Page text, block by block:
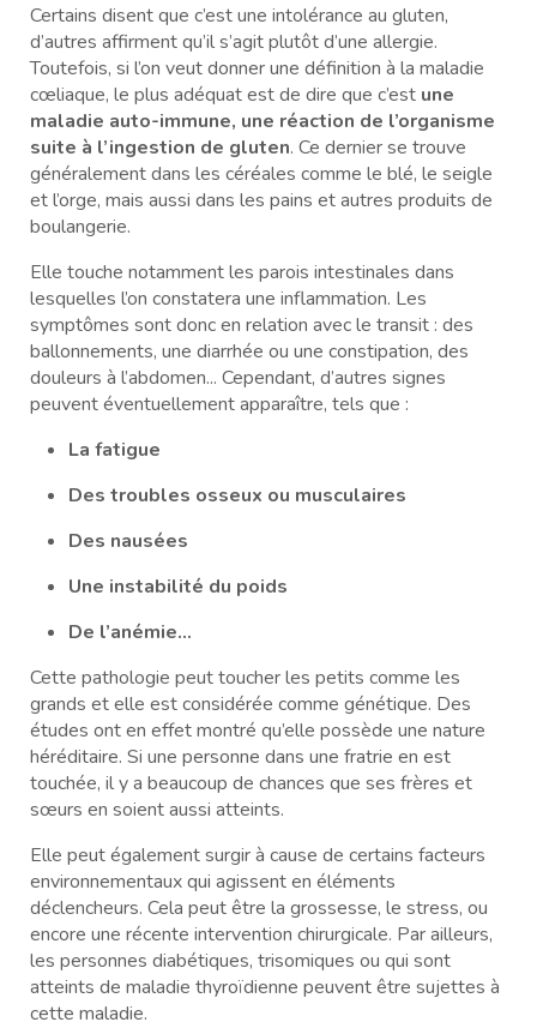
Certains disent que c’est une intolérance au gluten,
d’autres affirment qu’il s’agit plutôt d’une allergie.
Toutefois, si l’on veut donner une définition à la maladie
cœliaque, le plus adéquat est de dire que c’est une
maladie auto-immune, une réaction de l’organisme
suite à l’ingestion de gluten. Ce dernier se trouve
généralement dans les céréales comme le blé, le seigle
et l’orge, mais aussi dans les pains et autres produits de
boulangerie.
Elle touche notamment les parois intestinales dans
lesquelles l’on constatera une inflammation. Les
symptômes sont donc en relation avec le transit : des
ballonnements, une diarrhée ou une constipation, des
douleurs à l’abdomen... Cependant, d’autres signes
peuvent éventuellement apparaître, tels que :
La fatigue
Des troubles osseux ou musculaires
Des nausées
Une instabilité du poids
De l’anémie...
Cette pathologie peut toucher les petits comme les
grands et elle est considérée comme génétique. Des
études ont en effet montré qu’elle possède une nature
héréditaire. Si une personne dans une fratrie en est
touchée, il y a beaucoup de chances que ses frères et
sœurs en soient aussi atteints.
Elle peut également surgir à cause de certains facteurs
environnementaux qui agissent en éléments
déclencheurs. Cela peut être la grossesse, le stress, ou
encore une récente intervention chirurgicale. Par ailleurs,
les personnes diabétiques, trisomiques ou qui sont
atteints de maladie thyroïdienne peuvent être sujettes à
cette maladie.